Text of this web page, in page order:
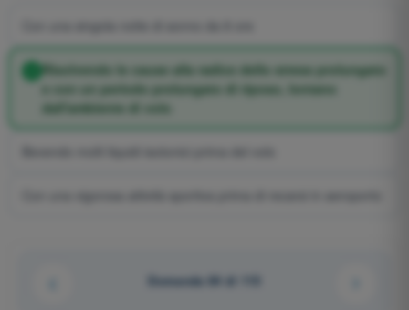
Risolvendo le cause alla radice dello stress prolungato
e con un periodo prolungato di riposo, lontano
dall'ambiente di volo
Domanda 84 di 115